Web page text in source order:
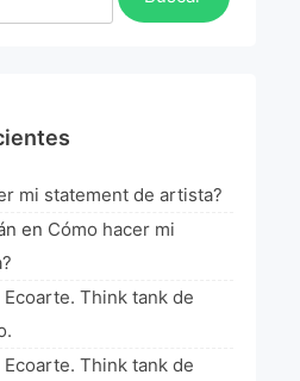
Colombia
mi statement de artista?
en Cómo hacer mi
Think tank de
Think tank de